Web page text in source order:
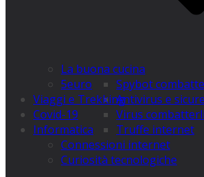
Spybot
Antivirus e
Virus combatterli
Truffe internet
Connessioni internet
Curiosità tecnologiche
La buona cucina
5euro
Viaggi e Trekking
Covid-19
Informatica